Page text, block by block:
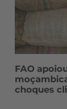
FAO
choques